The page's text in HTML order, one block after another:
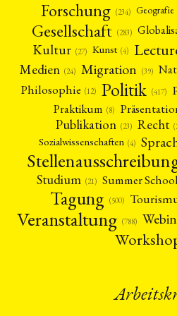
Forschung (234) Geografie
Gesellschaft (283)
Kultur (27) Kunst (4)
Medien (24) Migration (39)
Philosophie (12) Politik (417)
Praktikum (8)
Publikation (23) Recht
Sozialwissenschaften (4)
Studium (21) Summer School
Tagung (500)
Veranstaltung (788)